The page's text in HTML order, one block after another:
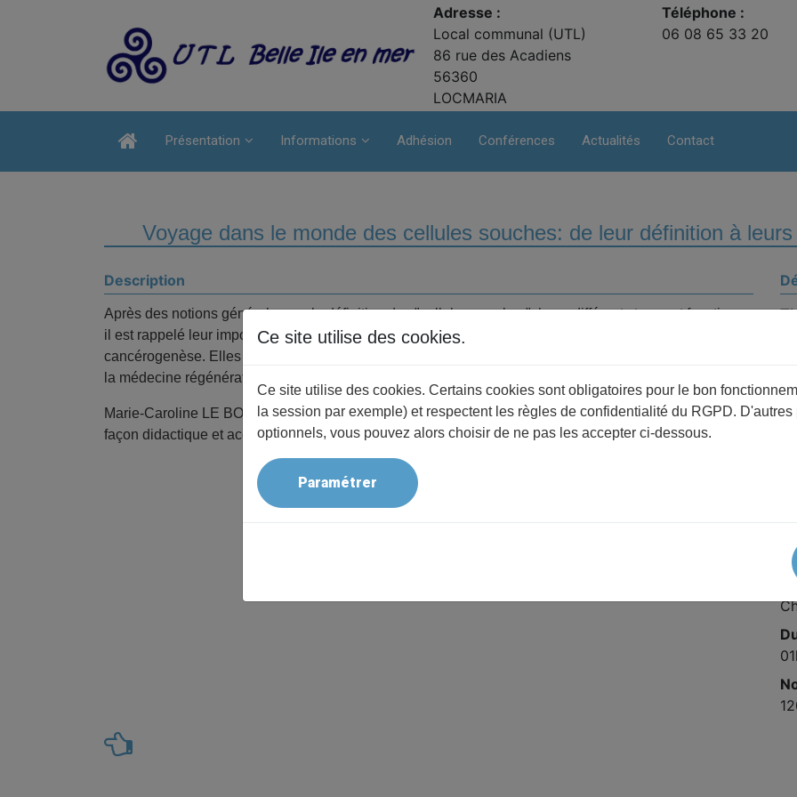
Adresse :
Local communal (UTL)
86 rue des Acadiens
56360
LOCMARIA
Téléphone :
06 08 65 33 20
Présentation Informations Adhésion Conférences Actualités Contact
Voyage dans le monde des cellules souches: de leur définition à
Description
Après des notions générales sur la définition des "cellules souches", leurs différents types et fonctions,
il est rappelé leur importance pour la régénération tissulaire et leur implication dans les mécanismes de
cancérogenèse. Elles ont un intérêt croissant en recherche fondamentale et en thérapie cellulaire pour
la médecine régénérative.
Marie-Caroline LE BOUSSE-KERDILES, directrice de recherche émérite à l'INSERM, sait exposer de
façon didactique et accessible à tous ce sujet de recherche qui suscite tant d'espoir.
Ce site utilise des cookies.
Ce site utilise des cookies. Certains cookies sont obligatoires pour le bon
la session par exemple) et respectent les règles de confidentialité du RGPD. D'autres
optionnels, vous pouvez alors choisir de ne pas les accepter ci-dessous.
Paramétrer